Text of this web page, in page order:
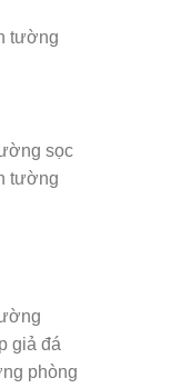
tường
tường
phòng